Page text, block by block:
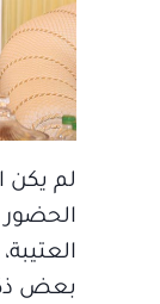
لم يكن
الحضور